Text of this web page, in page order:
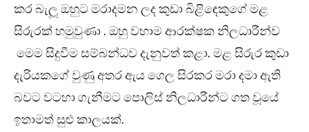
කර බැලූ ඔහුට මරාදමන ලද කුඩා බිළිඳෙකුගේ මළ
සිරුරක් හමුවුණා . ඔහු වහාම ආරක්ෂක නිලධාරීන්ව
මෙම සිදුවීම සම්බන්ධව දැනුවත් කළා. මළ සිරුර කුඩා
දැරියකගේ වුණු අතර ඇය ගෙල සිරකර මරා දමා ඇති
බවට වටහා ගැනීමට පොලිස් නිලධාරීන්ට ගත වූයේ
ඉතාමත් සුළු කාලයක්.